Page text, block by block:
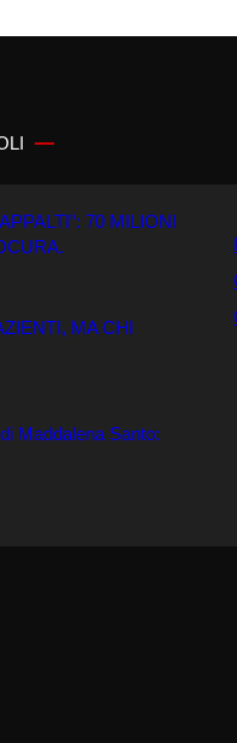
70 MILIONI
MA CHI
Maddalena Santo: